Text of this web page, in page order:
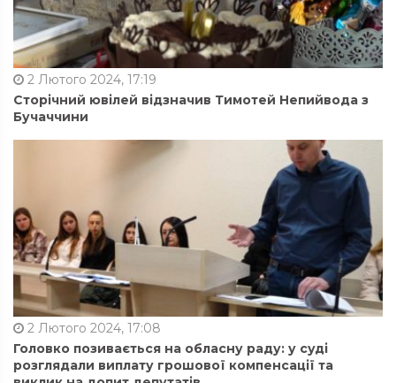
2 Лютого 2024, 17:19
Сторічний ювілей відзначив Тимотей Непийвода з
Бучаччини
2 Лютого 2024, 17:08
Головко позивається на обласну раду: у суді
розглядали виплату грошової компенсації та